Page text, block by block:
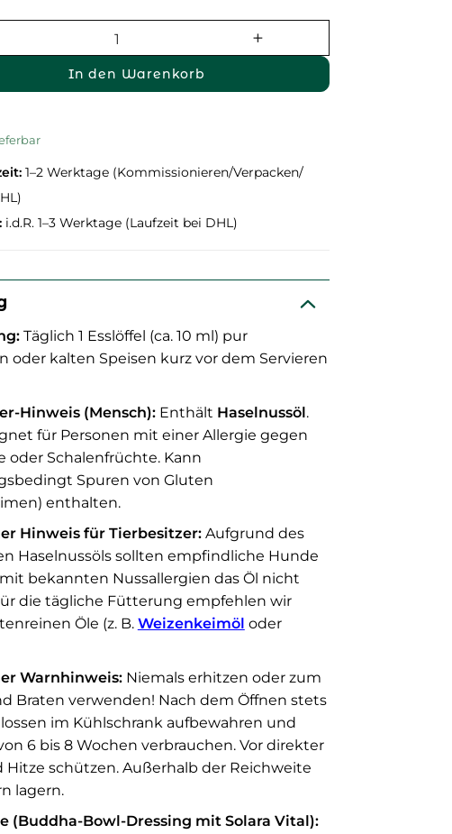
In den Warenkorb
1–2 Werktage (Kommissionieren/Verpacken/
i.d.R. 1–3 Werktage (Laufzeit bei DHL)
Täglich 1 Esslöffel (ca. 10 ml) pur
oder kalten Speisen kurz vor dem Servieren
Hinweis (Mensch):Enthält Haselnussöl.
für Personen mit einer Allergie gegen
oder Schalenfrüchte. Kann
Spuren von Gluten
enthalten.
Hinweis für Tierbesitzer:Aufgrund des
Haselnussöls sollten empfindliche Hunde
bekannten Nussallergien das Öl nicht
die tägliche Fütterung empfehlen wir
Öle (z. B. Weizenkeimöl oder
Warnhinweis:Niemals erhitzen oder zum
Braten verwenden! Nach dem Öffnen stets
im Kühlschrank aufbewahren und
6 bis 8 Wochen verbrauchen. Vor direkter
Hitze schützen. Außerhalb der Reichweite
lagern.
(Buddha-Bowl-Dressing mit Solara Vital):